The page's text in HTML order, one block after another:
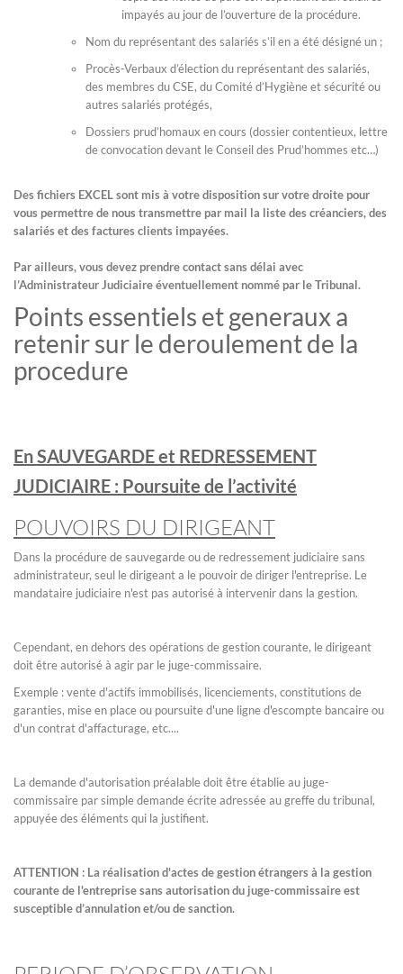
impayés au jour de l’ouverture de la procédure.
Nom du représentant des salariés s’il en a été désigné un ;
Procès-Verbaux d’élection du représentant des salariés,
des membres du CSE, du Comité d’Hygiène et sécurité ou
autres salariés protégés,
Dossiers prud’homaux en cours (dossier contentieux, lettre
de convocation devant le Conseil des Prud’hommes etc…)
Des fichiers EXCEL sont mis à votre disposition sur votre droite pour
vous permettre de nous transmettre par mail la liste des créanciers, des
salariés et des factures clients impayées.
Par ailleurs, vous devez prendre contact sans délai avec
l’Administrateur Judiciaire éventuellement nommé par le Tribunal.
Points essentiels et generaux a
retenir sur le deroulement de la
procedure
En SAUVEGARDE et REDRESSEMENT
JUDICIAIRE : Poursuite de l’activité
POUVOIRS DU DIRIGEANT
Dans la procédure de sauvegarde ou de redressement judiciaire sans
administrateur, seul le dirigeant a le pouvoir de diriger l'entreprise. Le
mandataire judiciaire n'est pas autorisé à intervenir dans la gestion.
Cependant, en dehors des opérations de gestion courante, le dirigeant
doit être autorisé à agir par le juge-commissaire.
Exemple : vente d'actifs immobilisés, licenciements, constitutions de
garanties, mise en place ou poursuite d'une ligne d'escompte bancaire ou
d'un contrat d'affacturage, etc....
La demande d'autorisation préalable doit être établie au juge-
commissaire par simple demande écrite adressée au greffe du tribunal,
appuyée des éléments qui la justifient.
ATTENTION : La réalisation d'actes de gestion étrangers à la gestion
courante de l'entreprise sans autorisation du juge-commissaire est
susceptible d’annulation et/ou de sanction.